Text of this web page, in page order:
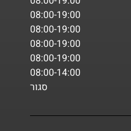
08:00-19:00
08:00-19:00
08:00-19:00
08:00-19:00
08:00-14:00
סגור